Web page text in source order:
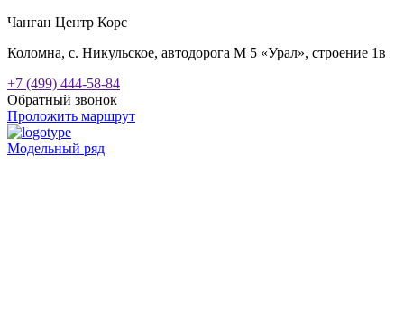
Чанган Центр Корс
Коломна, с. Никульское, автодорога М 5 «Урал», строение 1в
+7 (499) 444-58-84
Обратный звонок
Проложить маршрут
Модельный ряд